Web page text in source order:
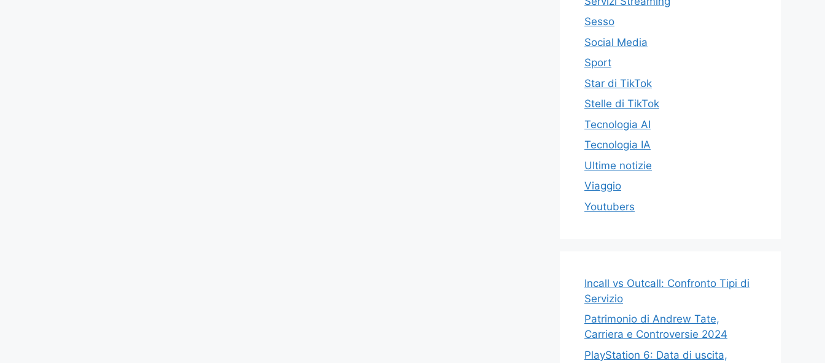
Sesso
Social Media
Sport
Star di TikTok
Stelle di TikTok
Tecnologia AI
Tecnologia IA
Ultime notizie
Viaggio
Youtubers
Incall vs Outcall: Confronto Tipi di
Servizio
Patrimonio di Andrew Tate,
Carriera e Controversie 2024
PlayStation 6: Data di uscita,